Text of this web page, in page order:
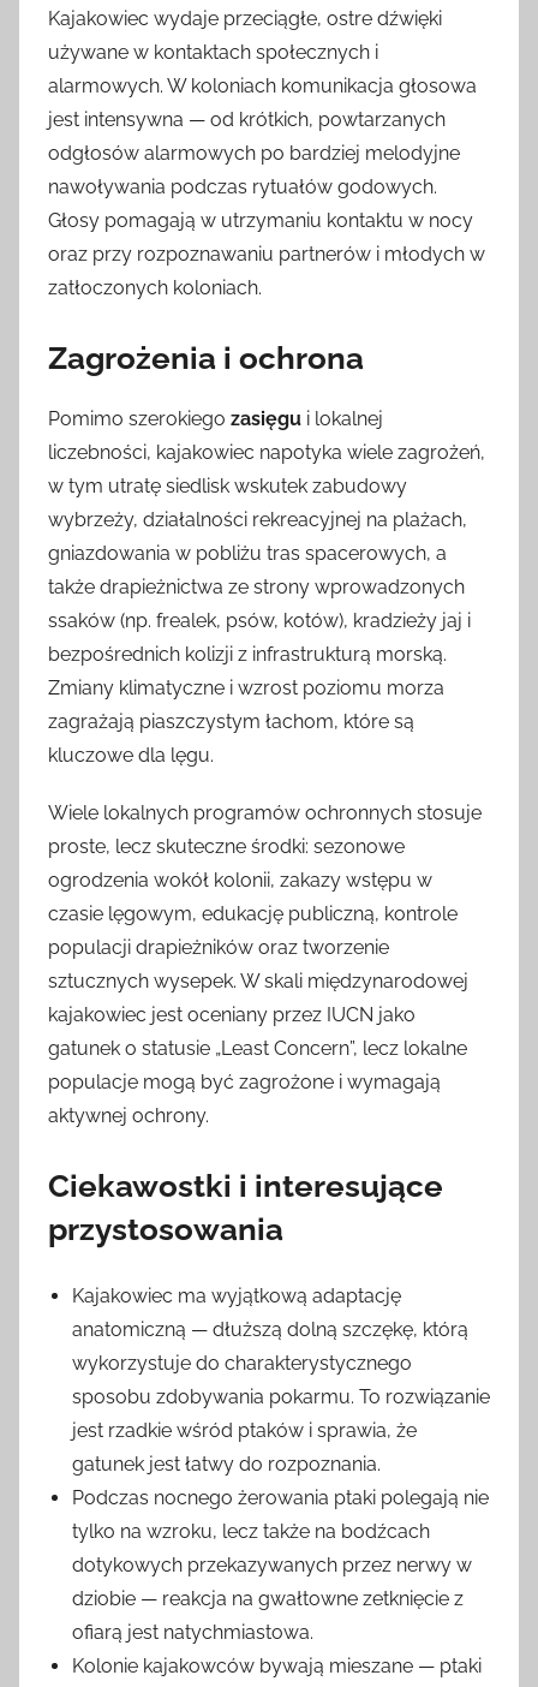
Kajakowiec wydaje przeciągłe, ostre dźwięki
używane w kontaktach społecznych i
alarmowych. W koloniach komunikacja głosowa
jest intensywna — od krótkich, powtarzanych
odgłosów alarmowych po bardziej melodyjne
nawoływania podczas rytuałów godowych.
Głosy pomagają w utrzymaniu kontaktu w nocy
oraz przy rozpoznawaniu partnerów i młodych w
zatłoczonych koloniach.
Zagrożenia i ochrona
Pomimo szerokiego zasięgu i lokalnej
liczebności, kajakowiec napotyka wiele zagrożeń,
w tym utratę siedlisk wskutek zabudowy
wybrzeży, działalności rekreacyjnej na plażach,
gniazdowania w pobliżu tras spacerowych, a
także drapieżnictwa ze strony wprowadzonych
ssaków (np. frealek, psów, kotów), kradzieży jaj i
bezpośrednich kolizji z infrastrukturą morską.
Zmiany klimatyczne i wzrost poziomu morza
zagrażają piaszczystym łachom, które są
kluczowe dla lęgu.
Wiele lokalnych programów ochronnych stosuje
proste, lecz skuteczne środki: sezonowe
ogrodzenia wokół kolonii, zakazy wstępu w
czasie lęgowym, edukację publiczną, kontrole
populacji drapieżników oraz tworzenie
sztucznych wysepek. W skali międzynarodowej
kajakowiec jest oceniany przez IUCN jako
gatunek o statusie „Least Concern”, lecz lokalne
populacje mogą być zagrożone i wymagają
aktywnej ochrony.
Ciekawostki i interesujące
przystosowania
Kajakowiec ma wyjątkową adaptację
anatomiczną — dłuższą dolną szczękę, którą
wykorzystuje do charakterystycznego
sposobu zdobywania pokarmu. To rozwiązanie
jest rzadkie wśród ptaków i sprawia, że
gatunek jest łatwy do rozpoznania.
Podczas nocnego żerowania ptaki polegają nie
tylko na wzroku, lecz także na bodźcach
dotykowych przekazywanych przez nerwy w
dziobie — reakcja na gwałtowne zetknięcie z
ofiarą jest natychmiastowa.
Kolonie kajakowców bywają mieszane — ptaki